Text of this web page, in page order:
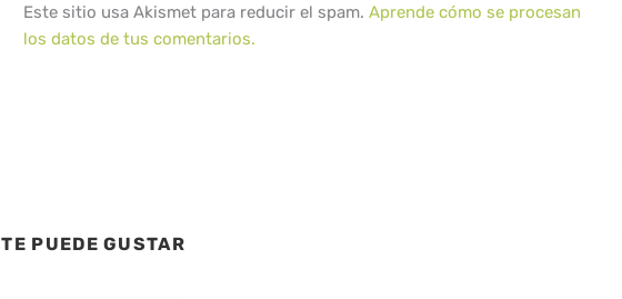
Este sitio usa Akismet para reducir el spam.Aprende cómo se procesan
los datos de tus comentarios.
TE PUEDE GUSTAR